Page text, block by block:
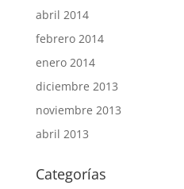
abril 2014
febrero 2014
enero 2014
diciembre 2013
noviembre 2013
abril 2013
Categorías